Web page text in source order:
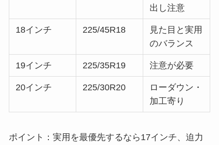
出し注意
18インチ 225/45R18
見た目と実用
のバランス
19インチ 225/35R19 注意が必要
20インチ 225/30R20
ローダウン・
加工寄り
ポイント：実用を最優先するなら17インチ、迫力